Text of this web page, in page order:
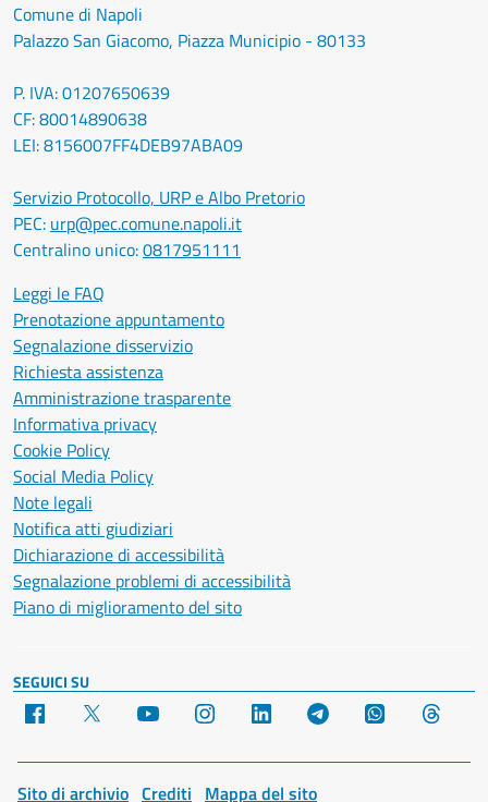
Comune di Napoli
Palazzo San Giacomo, Piazza Municipio - 80133
P. IVA: 01207650639
CF: 80014890638
LEI: 8156007FF4DEB97ABA09
Servizio Protocollo, URP e Albo Pretorio
PEC: urp@pec.comune.napoli.it
Centralino unico:0817951111
Leggi le FAQ
Prenotazione appuntamento
Segnalazione disservizio
Richiesta assistenza
Amministrazione trasparente
Informativa privacy
Cookie Policy
Social Media Policy
Note legali
Notifica atti giudiziari
Dichiarazione di accessibilità
Segnalazione problemi di accessibilità
Piano di miglioramento del sito
SEGUICI SU
Facebook YouTube Instagram LinkedIn Telegram WhatsApp
Sito di archivio Crediti Mappa del sito